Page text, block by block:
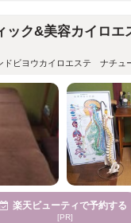
ック&美容カイロエ
ドビヨウカイロエステ ナチュ
楽天ビューティで予約する
[PR]